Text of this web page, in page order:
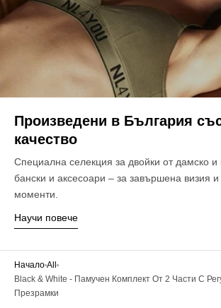
Произведени в България
качество
Специална селекция за двойки от дамско и
бански и аксесоари – за завършена визия
моменти.
Научи повече
Начало All
Black & White - Памучен Комплект От 2 Части С
Презрамки